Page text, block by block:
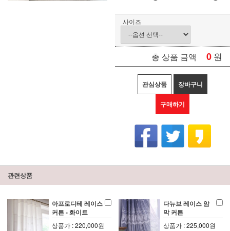
사이즈
총 상품 금액 0 원
관심상품 장바구니
구매하기
관련상품
아프로디테 레이스
커튼 - 화이트
상품가 : 220,000원
다뉴브 레이스 암
막 커튼
상품가 : 225,000원